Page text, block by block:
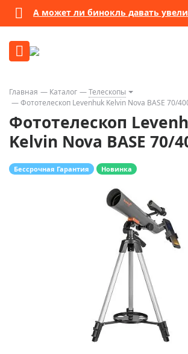
А может ли бинокль давать
Главная Каталог
Телескопы
Фототелескоп Levenhuk Kelvin Nova BASE 70/
Фототелескоп
Kelvin Nova BASE 70/
Бессрочная Гарантия Новинка